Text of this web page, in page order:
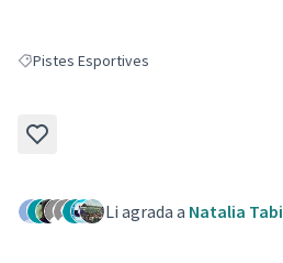
Resultats en filtrar per: Pistes Esportives
Pistes Esportives
Li agrada a Natalia Tabi